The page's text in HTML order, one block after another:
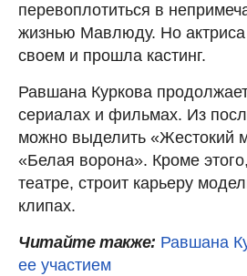
перевоплотиться в
жизнью Мавлюду. Но актриса
своем и прошла кастинг.
Равшана Куркова
сериалах и фильмах. Из
можно выделить «Жестокий
«Белая ворона». Кроме
театре, строит карьеру
клипах.
Читайте также: Равшана
ее участием